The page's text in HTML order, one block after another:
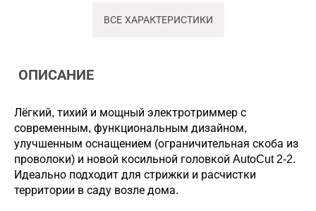
ВСЕ ХАРАКТЕРИСТИКИ
ОПИСАНИЕ
Лёгкий, тихий и мощный электротриммер с
современным, функциональным дизайном,
улучшенным оснащением (ограничительная скоба из
проволоки) и новой косильной головкой AutoCut 2-2.
Идеально подходит для стрижки и расчистки
территории в саду возле дома.